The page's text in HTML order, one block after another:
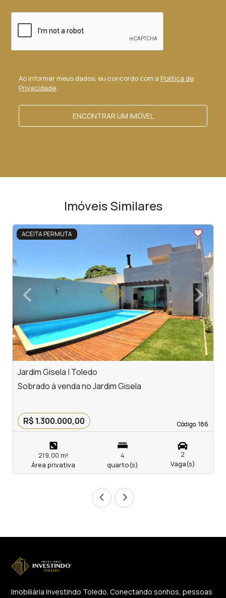
Ao informar meus dados, eu concordo com a Política de
Privacidade.
ENCONTRAR UM IMÓVEL
Imóveis Similares
ACEITA PERMUTA
<<<<
‹
Previous ›
Next
Jardim Gisela | Toledo
Código. 186
Código. 186
Sobrado à venda no Jardim Gisela
R$ 1.300.000,00
219,00 m²
Área privativa
4
quarto(s)
2
Vaga(s)
‹ ›
Imobiliária Investindo Toledo. Conectando sonhos, pessoas